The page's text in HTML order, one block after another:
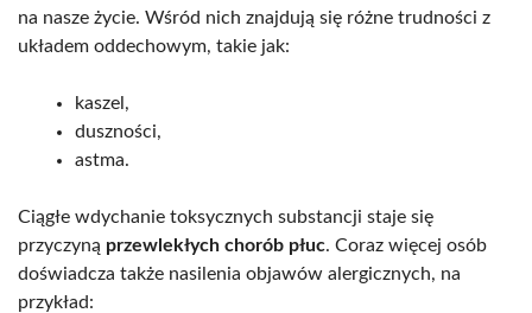
na nasze życie. Wśród nich znajdują się różne trudności z
układem oddechowym, takie jak:
kaszel,
duszności,
astma.
Ciągłe wdychanie toksycznych substancji staje się
przyczyną przewlekłych chorób płuc. Coraz więcej osób
doświadcza także nasilenia objawów alergicznych, na
przykład: